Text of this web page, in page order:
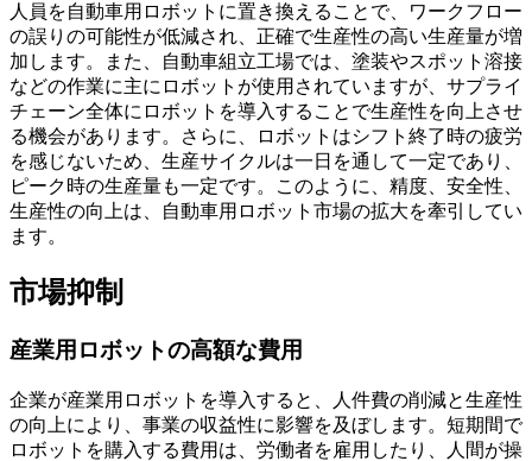
人員を自動車用ロボットに置き換えることで、ワークフロー
の誤りの可能性が低減され、正確で生産性の高い生産量が増
加します。また、自動車組立工場では、塗装やスポット溶接
などの作業に主にロボットが使用されていますが、サプライ
チェーン全体にロボットを導入することで生産性を向上させ
る機会があります。さらに、ロボットはシフト終了時の疲労
を感じないため、生産サイクルは一日を通して一定であり、
ピーク時の生産量も一定です。このように、精度、安全性、
生産性の向上は、自動車用ロボット市場の拡大を牽引してい
ます。
市場抑制
産業用ロボットの高額な費用
企業が産業用ロボットを導入すると、人件費の削減と生産性
の向上により、事業の収益性に影響を及ぼします。短期間で
ロボットを購入する費用は、労働者を雇用したり、人間が操